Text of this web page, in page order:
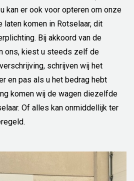
kan er ook voor opteren om onze
komen in Rotselaar, dit
Bij akkoord van de
ons, kiest u steeds zelf de
schrijven wij het
en pas als u het bedrag hebt
komen wij de wagen diezelfde
Of alles kan onmiddellijk ter